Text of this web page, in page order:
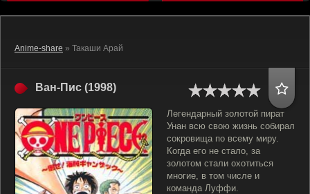
Anime-share » Такаши Арай
Ван-Пис (1998)
Легендарный золотой пират
Унан всю свою жизнь собирал
сокровища по всему миру.
Когда его не стало, за
золотом стали охотиться
многие, в том числе и
команда Луффи.